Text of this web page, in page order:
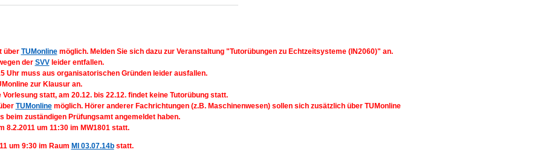
über TUMonlinemöglich. Melden Sie sich dazu zur Veranstaltung "Tutorübungen zu Echtzeitsysteme (IN2060)" an.
der SVVleider entfallen.
Uhr muss aus organisatorischen Gründen leider ausfallen.
zur Klausur an.
statt, am 20.12. bis 22.12. findet keine Tutorübung statt.
TUMonlinemöglich. Hörer anderer Fachrichtungen (z.B. Maschinenwesen) sollen sich zusätzlich über TUMonline
beim zuständigen Prüfungsamt angemeldet haben.
um 11:30 im MW1801 statt.
um 9:30 im Raum MI 03.07.14bstatt.